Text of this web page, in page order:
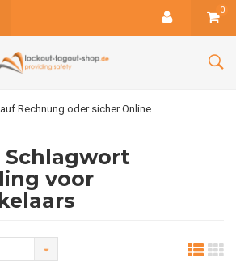
0
Rechnung oder sicher Online
voor